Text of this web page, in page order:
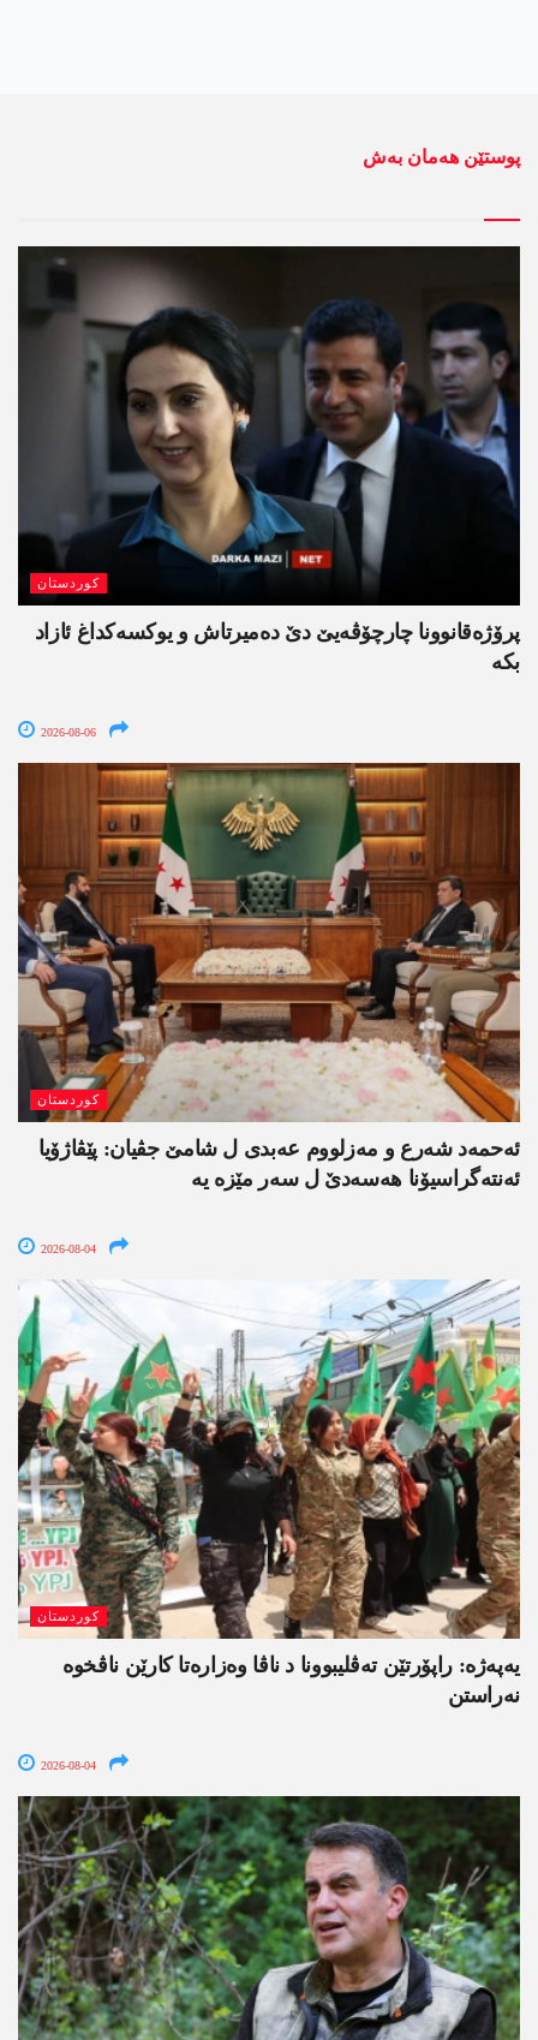
پوستێن ھەمان بەش
کوردستان
پرۆژەقانوونا چارچۆڤەیێ دێ دەمیرتاش و یوکسەکداغ ئازاد
بکە
2026-08-06
کوردستان
ئەحمەد شەرع و مەزلووم عەبدی ل شامێ جڤیان: پێڤاژۆیا
ئەنتەگراسیۆنا ھەسەدێ ل سەر مێزە یە
2026-08-04
کوردستان
یەپەژە: راپۆرتێن تەڤلیبوونا د ناڤا وەزارەتا کارێن ناڤخوە
نەراستن
2026-08-04